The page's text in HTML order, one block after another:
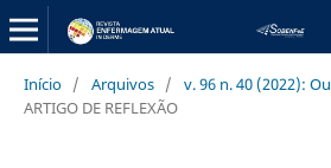
Início / Arquivos / v. 96 n. 40 (2022):
ARTIGO DE REFLEXÃO